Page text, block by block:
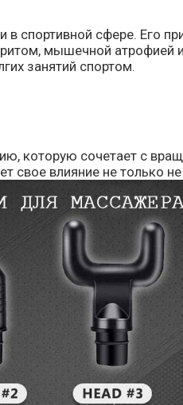
в спортивной сфере. Его
мышечной
занятий спортом.
которую сочетает с
свое влияние не только